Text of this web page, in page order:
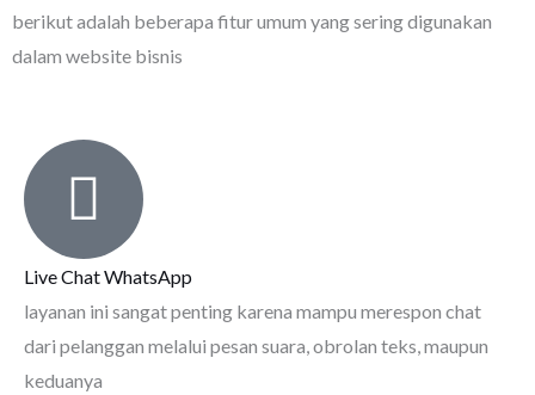
berikut adalah beberapa fitur umum yang sering digunakan
dalam website bisnis
Live Chat WhatsApp
layanan ini sangat penting karena mampu merespon chat
dari pelanggan melalui pesan suara, obrolan teks, maupun
keduanya